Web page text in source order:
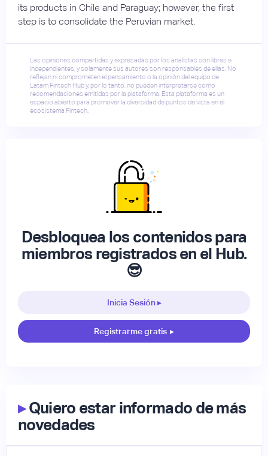
its products in Chile and Paraguay; however, the first
step is to consolidate the Peruvian market.
Las opiniones compartidas y expresadas por los analistas son libres e
independientes, y solamente sus autores son responsables de ellas. No
reflejan ni comprometen el pensamiento o la opinión del equipo de
Latam Fintech Hub y, por lo tanto, no pueden interpretarse como
recomendaciones emitidas por la plataforma. Esta plataforma es un
espacio abierto para promover la diversidad de puntos de vista en el
ecosistema Fintech.
Desbloquea los contenidos para
miembros registrados en el Hub.
😎
Inicia Sesión ▸
Registrarme gratis ▸
▸Quiero estar informado de más
novedades